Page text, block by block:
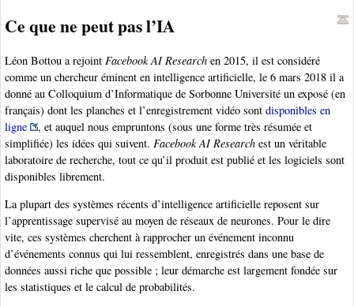
Ce que ne peut pas l’IA
Léon Bottou a rejoint Facebook AI Research en 2015, il est considéré
comme un chercheur éminent en intelligence artificielle, le 6 mars 2018 il a
donné au Colloquium d’Informatique de Sorbonne Université un exposé (en
français) dont les planches et l’enregistrement vidéo sont disponibles en
ligne
, et auquel nous empruntons (sous une forme très résumée et
simplifiée) les idées qui suivent. Facebook AI Research est un véritable
laboratoire de recherche, tout ce qu’il produit est publié et les logiciels sont
disponibles librement.
La plupart des systèmes récents d’intelligence artificielle reposent sur
l’apprentissage supervisé au moyen de réseaux de neurones. Pour le dire
vite, ces systèmes cherchent à rapprocher un événement inconnu
d’événements connus qui lui ressemblent, enregistrés dans une base de
données aussi riche que possible ; leur démarche est largement fondée sur
les statistiques et le calcul de probabilités.